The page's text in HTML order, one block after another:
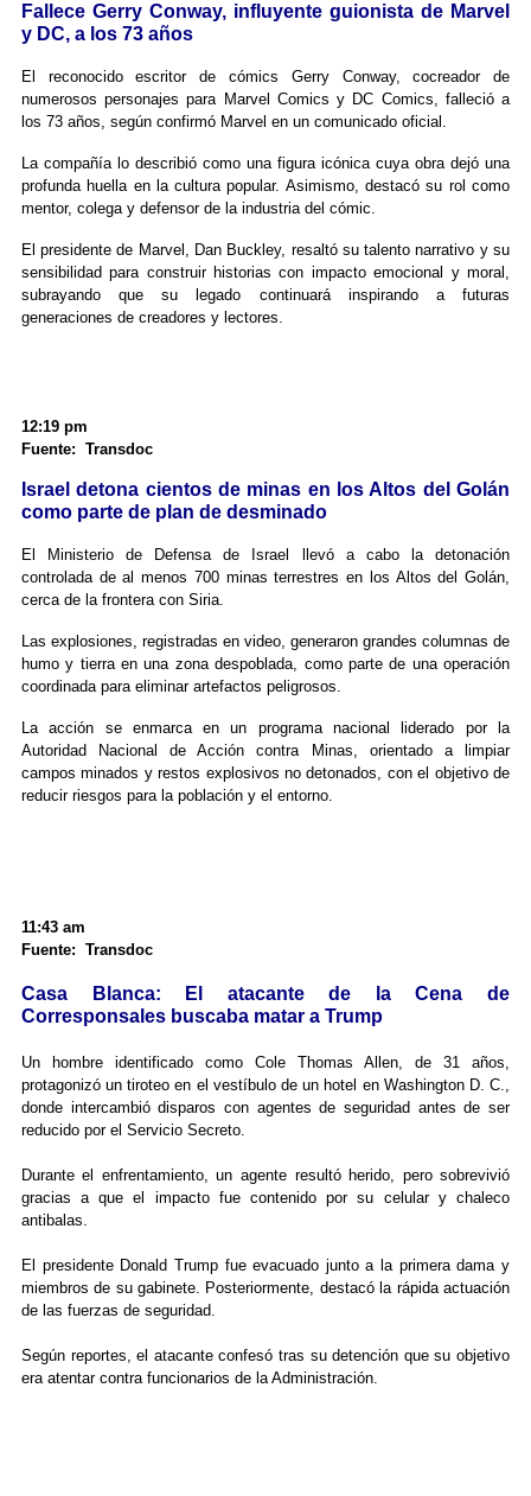
Fallece Gerry Conway, influyente guionista de Marvel
y DC, a los 73 años
El reconocido escritor de cómics Gerry Conway, cocreador de
numerosos personajes para Marvel Comics y DC Comics, falleció a
los 73 años, según confirmó Marvel en un comunicado oficial.
La compañía lo describió como una figura icónica cuya obra dejó una
profunda huella en la cultura popular. Asimismo, destacó su rol como
mentor, colega y defensor de la industria del cómic.
El presidente de Marvel, Dan Buckley, resaltó su talento narrativo y su
sensibilidad para construir historias con impacto emocional y moral,
subrayando que su legado continuará inspirando a futuras
generaciones de creadores y lectores.
12:19 pm
Fuente: Transdoc
Israel detona cientos de minas en los Altos del Golán
como parte de plan de desminado
El Ministerio de Defensa de Israel llevó a cabo la detonación
controlada de al menos 700 minas terrestres en los Altos del Golán,
cerca de la frontera con Siria.
Las explosiones, registradas en video, generaron grandes columnas de
humo y tierra en una zona despoblada, como parte de una operación
coordinada para eliminar artefactos peligrosos.
La acción se enmarca en un programa nacional liderado por la
Autoridad Nacional de Acción contra Minas, orientado a limpiar
campos minados y restos explosivos no detonados, con el objetivo de
reducir riesgos para la población y el entorno.
11:43 am
Fuente: Transdoc
Casa Blanca: El atacante de la Cena de
Corresponsales buscaba matar a Trump
Un hombre identificado como Cole Thomas Allen, de 31 años,
protagonizó un tiroteo en el vestíbulo de un hotel en Washington D. C.,
donde intercambió disparos con agentes de seguridad antes de ser
reducido por el Servicio Secreto.
Durante el enfrentamiento, un agente resultó herido, pero sobrevivió
gracias a que el impacto fue contenido por su celular y chaleco
antibalas.
El presidente Donald Trump fue evacuado junto a la primera dama y
miembros de su gabinete. Posteriormente, destacó la rápida actuación
de las fuerzas de seguridad.
Según reportes, el atacante confesó tras su detención que su objetivo
era atentar contra funcionarios de la Administración.